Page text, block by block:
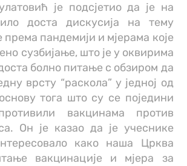
је подсјетио да је на
доста дискусија на тему
пандемији и мјерама које
сузбијање, што је у оквирима
болно питање с обзиром да
врсту “раскола” у једној од
тога што су се поједини
вакцинама против
Он је казао да је учеснике
како наша Црква
вакцинације и мјера за